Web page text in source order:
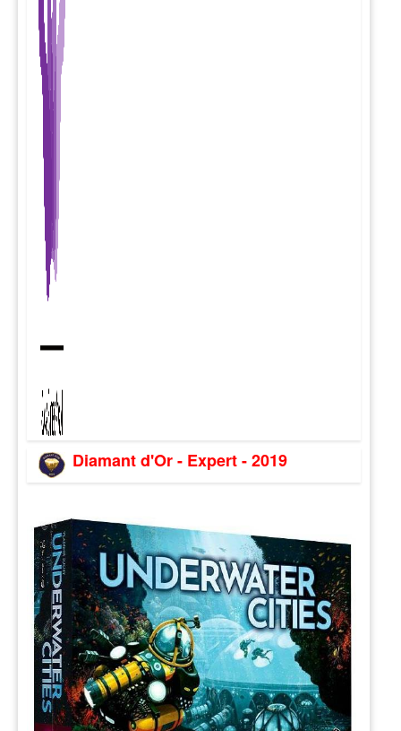
Diamant d'Or - Expert - 2019